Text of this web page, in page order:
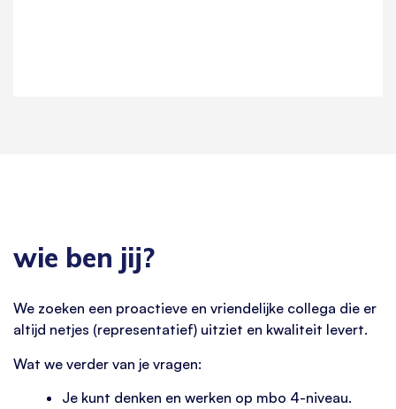
wie ben jij?
We zoeken een proactieve en vriendelijke collega die er
altijd netjes (representatief) uitziet en kwaliteit levert.
Wat we verder van je vragen:
Je kunt denken en werken op mbo 4-niveau.